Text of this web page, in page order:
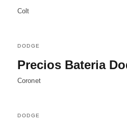
Colt
DODGE
Precios Bateria
Coronet
DODGE